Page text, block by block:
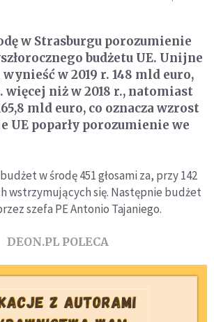
w Strasburgu porozumienie
budżetu UE. Unijne
w 2019 r. 148 mld euro,
więcej niż w 2018 r., natomiast
mld euro, co oznacza wzrost
UE poparły porozumienie we
w środę 451 głosami za, przy 142
wstrzymujących się. Następnie budżet
szefa PE Antonio Tajaniego.
DEON.PL POLECA